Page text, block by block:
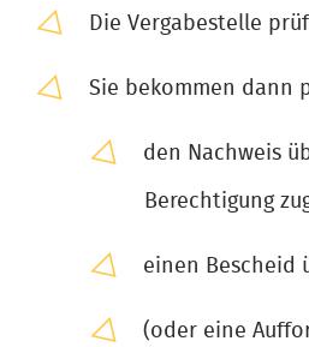
Die Vergabestelle
Sie bekommen dann
den Nachweis
Berechtigung
einen Bescheid
(oder eine